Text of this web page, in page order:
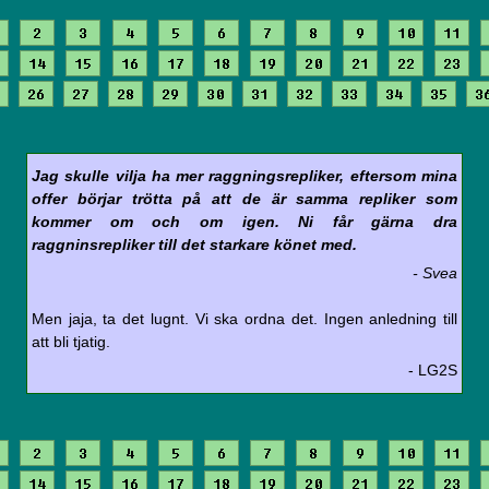
2 3 4 5 6 7 8 9 10 11
14 15 16 17 18 19 20 21 22 23
26 27 28 29 30 31 32 33 34 35
Jag skulle vilja ha mer raggningsrepliker, eftersom mina
offer börjar trötta på att de är samma repliker som
kommer om och om igen. Ni får gärna dra
raggninsrepliker till det starkare könet med.
- Svea
Men jaja, ta det lugnt. Vi ska ordna det. Ingen anledning till
att bli tjatig.
- LG2S
2 3 4 5 6 7 8 9 10 11
14 15 16 17 18 19 20 21 22 23